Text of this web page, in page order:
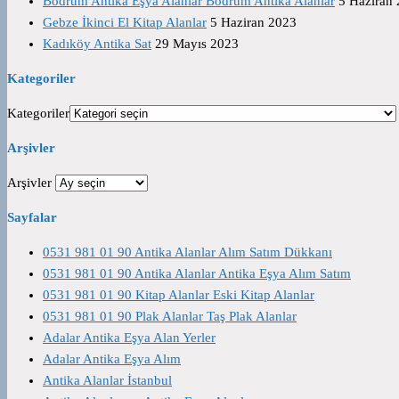
Gebze İkinci El Kitap Alanlar 5 Haziran 2023
Kadıköy Antika Sat 29 Mayıs 2023
Kategoriler
Kategoriler
Arşivler
Arşivler
Sayfalar
0531 981 01 90 Antika Alanlar Alım Satım Dükkanı
0531 981 01 90 Antika Alanlar Antika Eşya Alım Satım
0531 981 01 90 Kitap Alanlar Eski Kitap Alanlar
0531 981 01 90 Plak Alanlar Taş Plak Alanlar
Adalar Antika Eşya Alan Yerler
Adalar Antika Eşya Alım
Antika Alanlar İstanbul